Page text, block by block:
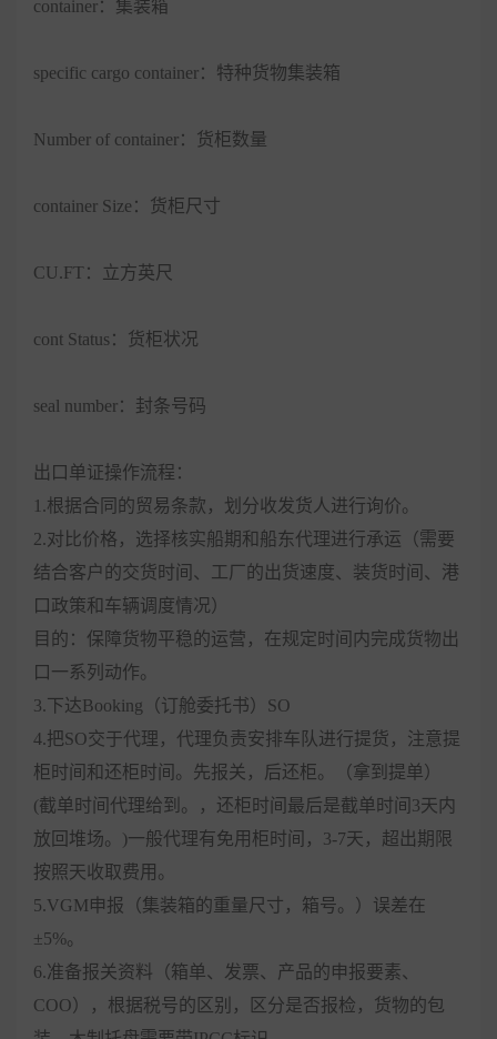
container：集装箱
specific cargo container：特种货物集装箱
Number of container：货柜数量
container Size：货柜尺寸
CU.FT：立方英尺
cont Status：货柜状况
seal number：封条号码
出口单证操作流程：
1.根据合同的贸易条款，划分收发货人进行询价。
2.对比价格，选择核实船期和船东代理进行承运（需要
结合客户的交货时间、工厂的出货速度、装货时间、港
口政策和车辆调度情况）
目的：保障货物平稳的运营，在规定时间内完成货物出
口一系列动作。
3.下达Booking（订舱委托书）SO
4.把SO交于代理，代理负责安排车队进行提货，注意提
柜时间和还柜时间。先报关，后还柜。（拿到提单）
(截单时间代理给到。，还柜时间最后是截单时间3天内
放回堆场。)一般代理有免用柜时间，3-7天，超出期限
按照天收取费用。
5.VGM申报（集装箱的重量尺寸，箱号。）误差在
±5%。
6.准备报关资料（箱单、发票、产品的申报要素、
COO），根据税号的区别，区分是否报检，货物的包